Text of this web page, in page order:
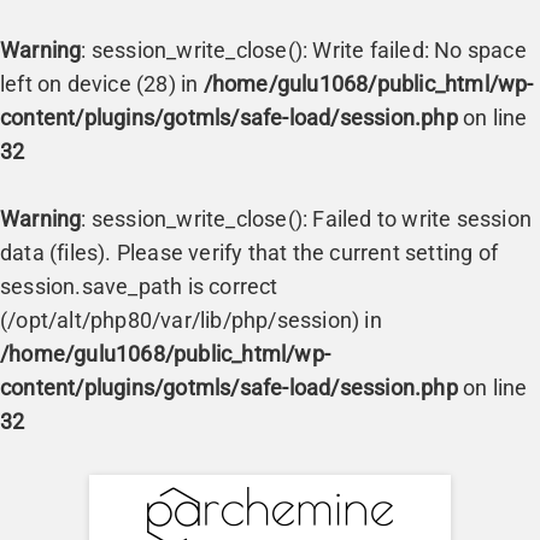
Warning: session_write_close(): Write failed: No space
left on device (28) in /home/gulu1068/public_html/wp-
content/plugins/gotmls/safe-load/session.phpon line
32
Warning: session_write_close(): Failed to write session
data (files). Please verify that the current setting of
session.save_path is correct
(/opt/alt/php80/var/lib/php/session) in
/home/gulu1068/public_html/wp-
content/plugins/gotmls/safe-load/session.phpon line
32